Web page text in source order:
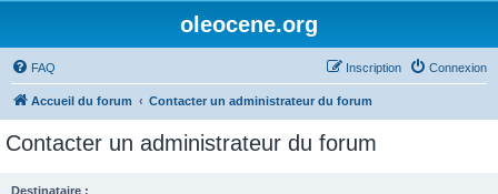
oleocene.org
FAQ Connexion
Inscription
Accueil du forum Contacter un administrateur du forum
Contacter un administrateur du forum
Destinataire :